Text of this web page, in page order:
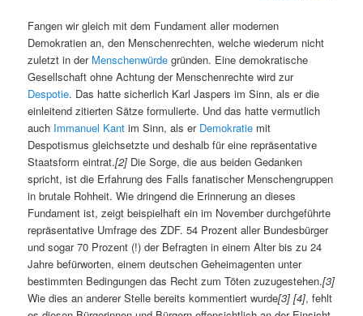
Fangen wir gleich mit dem Fundament aller modernen
Demokratien an, den Menschenrechten, welche wiederum nicht
zuletzt in der Menschenwürde gründen. Eine demokratische
Gesellschaft ohne Achtung der Menschenrechte wird zur
Despotie. Das hatte sicherlich Karl Jaspers im Sinn, als er die
einleitend zitierten Sätze formulierte. Und das hatte vermutlich
auch Immanuel Kant im Sinn, als er Demokratie mit
Despotismus gleichsetzte und deshalb für eine repräsentative
Staatsform eintrat.[2] Die Sorge, die aus beiden Gedanken
spricht, ist die Erfahrung des Falls fanatischer Menschengruppen
in brutale Rohheit. Wie dringend die Erinnerung an dieses
Fundament ist, zeigt beispielhaft ein im November durchgeführte
repräsentative Umfrage des ZDF. 54 Prozent aller Bundesbürger
und sogar 70 Prozent (!) der Befragten in einem Alter bis zu 24
Jahre befürworten, einem deutschen Geheimagenten unter
bestimmten Bedingungen das Recht zum Töten zuzugestehen.[3]
Wie dies an anderer Stelle bereits kommentiert wurde[3] [4], fehlt